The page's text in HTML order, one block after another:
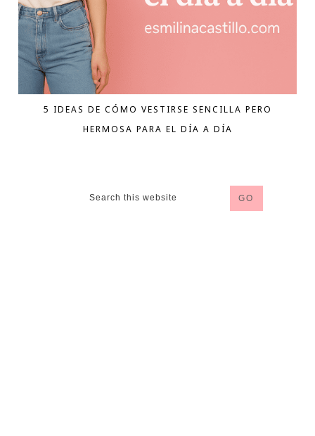
5 IDEAS DE CÓMO VESTIRSE SENCILLA PERO
HERMOSA PARA EL DÍA A DÍA